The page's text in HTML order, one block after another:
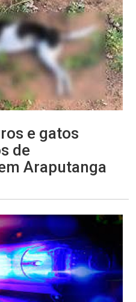
e gatos
de
Araputanga